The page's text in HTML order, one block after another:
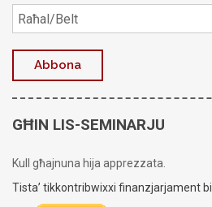
GĦIN LIS-SEMINARJU
Kull għajnuna hija apprezzata.
Tista’ tikkontribwixxi finanzjarjament